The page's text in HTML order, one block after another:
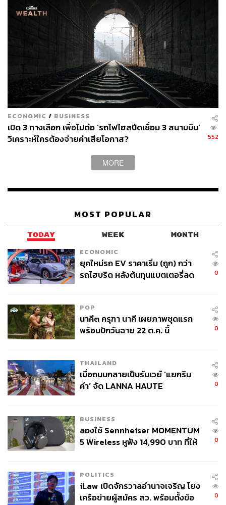
นอกจากนี้ รฟท. ควรศึกษาทบทวนวิธีการจัดซื้อจัดจ้างให้
เหมาะสม รอบคอบ และสอดคล้องกับ พ.ร.บ.จัดซื้อจัดจ้างและ
การบริหารพัสดุ พ.ศ. 2560 โดยอาจพิจารณาแนวทางการจัด
ซื้อจัดจ้างตามหลักการของกฎหมาย ที่เห็นควรให้ใช้วิธีการ
พิจารณาเลือกใช้วิธีประกาศเชิญชวนทั่วไปเป็นลำดับแรก
ก่อน เพื่อให้เกิดการแข่งขันอย่างเปิดกว้าง ซึ่งจะทำให้เกิด
ความเชื่อมั่นถึงความโปร่งใส เป็นธรรม และเป็นที่ยอมรับ
ของประชาชน
TAGS: การรถไฟแห่งประเทศไทย รฟท.
สถานีกลางบางซื่อ
สรพงศ์ ไพฑูรย์พงษ์
การจัดซื้อจัดจ้าง
สถานีกลางกรุงเทพอภิวัฒน์
65
ABOUT THE AUTHOR
THE STANDARD TEAM
ECONOMIC / BUSINESS
เปิด 3 ทางเลือก เพื่อไปต่อ ‘รถไฟไฮสปีดเชื่อม 3 สนามบิน’
วิเคราะห์ใครต้องจ่ายค่าเสียโอกาส?
552
MORE
MOST POPULAR
TODAY WEEK MONTH
ECONOMIC
ยุคใหม่รถ EV ราคาเริ่ม (ถูก) กว่า
รถไฮบริด หลังต้นทุนแบตเตอรี่ลด
0
POP
นาคี๓ ครุฑา นาคี เผยภาพชุดแรก
พร้อมปักวันฉาย 22 ต.ค. นี้
0
THAILAND
เมื่อถนนกลายเป็นรันเวย์ ‘แยกริน
คำ’ จัด LANNA HAUTE
0
BUSINESS
ลองใช้ Sennheiser MOMENTUM
5 Wireless หูฟัง 14,990 บาท ที่ให้
0
POLITICS
iLaw เปิดจักรวาลอำนาจเจริญ โยง
เครือข่ายผู้สมัคร สว. พร้อมตั้งข้อ
0